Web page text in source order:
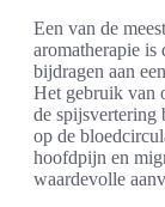
Een van de
aromatherapie
bijdragen aan
Het gebruik van
de spijsvertering
op de
hoofdpijn en
waardevolle